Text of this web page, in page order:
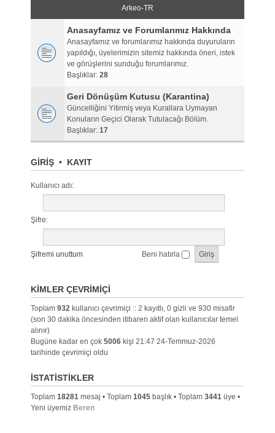
Arkeo-TR
Anasayfamız ve Forumlarımız Hakkında
Anasayfamız ve forumlarımız hakkında duyuruların
yapıldığı, üyelerimizin sitemiz hakkında öneri, istek
ve görüşlerini sunduğu forumlarımız.
Başlıklar: 28
Geri Dönüşüm Kutusu (Karantina)
Güncelliğini Yitirmiş veya Kurallara Uymayan
Konuların Geçici Olarak Tutulacağı Bölüm.
Başlıklar: 17
GIRIŞ• KAYIT
Kullanıcı adı:
Şifre:
Şifremi unuttum Beni hatırla
KIMLER ÇEVRIMIÇI
Toplam 932kullanıcı çevrimiçi :: 2 kayıtlı, 0 gizli ve 930 misafir
(son 30 dakika öncesinden itibaren aktif olan kullanıcılar temel
alınır)
Bugüne kadar en çok 5006kişi 21:47 24-Temmuz-2026
tarihinde çevrimiçi oldu
İSTATISTIKLER
Toplam 18281mesaj • Toplam 1045başlık • Toplam 3441üye •
Yeni üyemiz Beren